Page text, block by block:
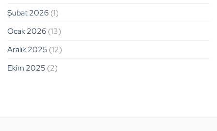
Şubat 2026 (1)
Ocak 2026 (13)
Aralık 2025 (12)
Ekim 2025 (2)